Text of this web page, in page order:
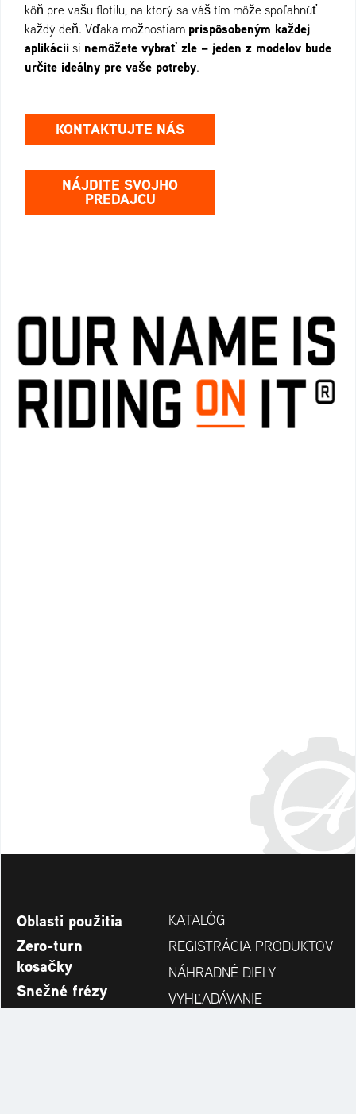
kôň pre vašu flotilu, na ktorý sa váš tím môže spoľahnúť
každý deň. Vďaka možnostiam prispôsobeným každej
aplikácii si nemôžete vybrať zle – jeden z modelov bude
určite ideálny pre vaše potreby.
KONTAKTUJTE NÁS
NÁJDITE SVOJHO
PREDAJCU
Oblasti použitia
Zero-turn
kosačky
Snežné frézy
Novinky
KATALÓG
REGISTRÁCIA PRODUKTOV
NÁHRADNÉ DIELY
VYHĽADÁVANIE